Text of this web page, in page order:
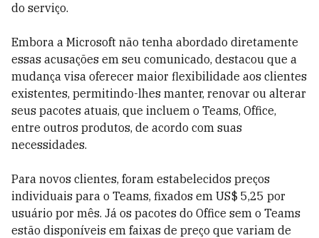
do serviço.
Embora a Microsoft não tenha abordado diretamente
essas acusações em seu comunicado, destacou que a
mudança visa oferecer maior flexibilidade aos clientes
existentes, permitindo-lhes manter, renovar ou alterar
seus pacotes atuais, que incluem o Teams, Office,
entre outros produtos, de acordo com suas
necessidades.
Para novos clientes, foram estabelecidos preços
individuais para o Teams, fixados em US$ 5,25 por
usuário por mês. Já os pacotes do Office sem o Teams
estão disponíveis em faixas de preço que variam de